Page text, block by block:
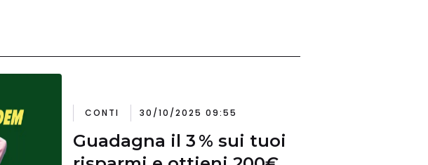
CONTI 30/10/2025 09:55
Guadagna il 3 % sui tuoi